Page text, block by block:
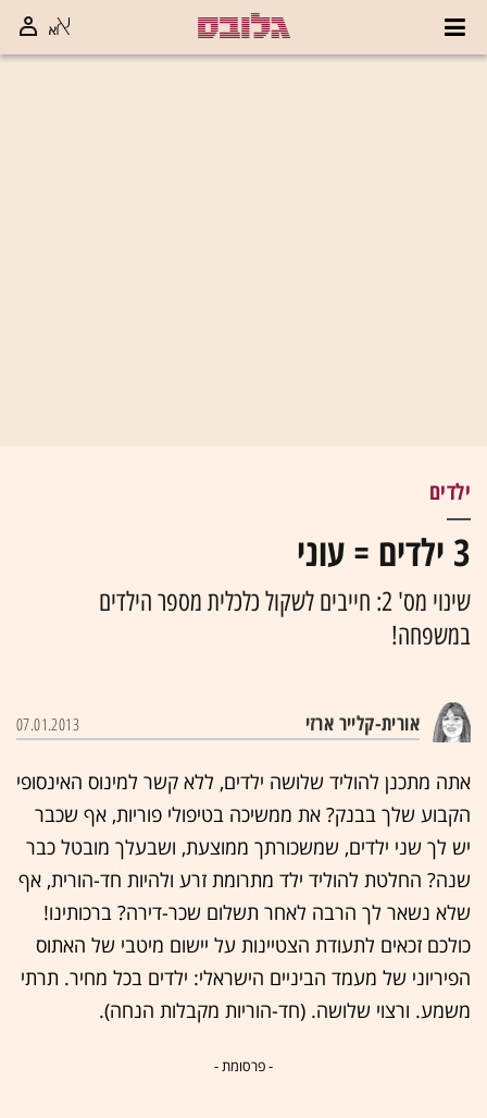
ילדים
3 ילדים = עוני
שינוי מס' 2: חייבים לשקול כלכלית מספר הילדים
במשפחה!
אורית-קלייר ארזי 07.01.2013
אתה מתכנן להוליד שלושה ילדים, ללא קשר למינוס האינסופי
הקבוע שלך בבנק? את ממשיכה בטיפולי פוריות, אף שכבר
יש לך שני ילדים, שמשכורתך ממוצעת, ושבעלך מובטל כבר
שנה? החלטת להוליד ילד מתרומת זרע ולהיות חד-הורית, אף
שלא נשאר לך הרבה לאחר תשלום שכר-דירה? ברכותינו!
כולכם זכאים לתעודת הצטיינות על יישום מיטבי של האתוס
הפיריוני של מעמד הביניים הישראלי: ילדים בכל מחיר. תרתי
משמע. ורצוי שלושה. (חד-הוריות מקבלות הנחה).
- פרסומת -